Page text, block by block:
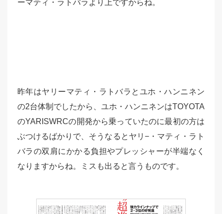
ーマティ・ラトバラより上ですからね。
昨年はヤリーマティ・ラトバラとユホ・ハンニネン
の2台体制でしたから、ユホ・ハンニネンはTOYOTA
のYARISWRCの開発から乗っていたのに最初の方は
ぶつけるばかりで、そうなるとヤリ−・マティ・ラト
バラの双肩にかかる負担やプレッシャーが半端なく
なりますからね。ミスも出ると言うものです。